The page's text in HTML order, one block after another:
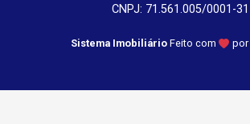
CNPJ: 71.561.005/0001-31
Sistema Imobiliário Feito com por